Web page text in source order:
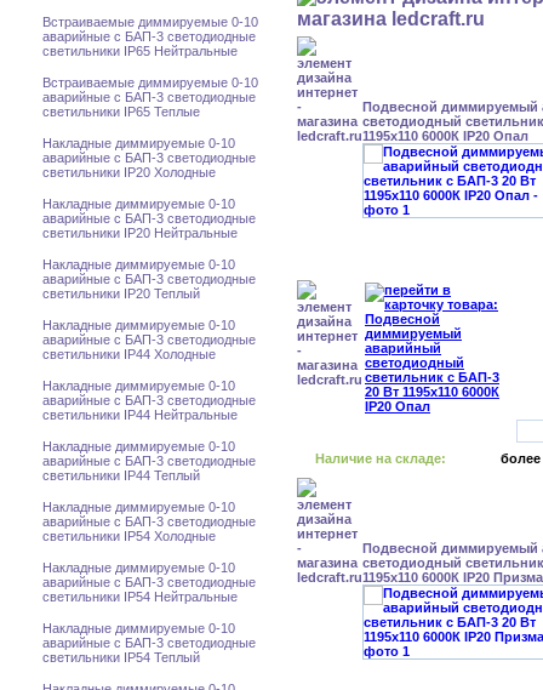
Встраиваемые диммируемые 0-10
аварийные с БАП-3 светодиодные
светильники IP65 Нейтральные
Встраиваемые диммируемые 0-10
аварийные с БАП-3 светодиодные
светильники IP65 Теплые
Накладные диммируемые 0-10
аварийные с БАП-3 светодиодные
светильники IP20 Холодные
Накладные диммируемые 0-10
аварийные с БАП-3 светодиодные
светильники IP20 Нейтральные
Накладные диммируемые 0-10
аварийные с БАП-3 светодиодные
светильники IP20 Теплый
Накладные диммируемые 0-10
аварийные с БАП-3 светодиодные
светильники IP44 Холодные
Накладные диммируемые 0-10
аварийные с БАП-3 светодиодные
светильники IP44 Нейтральные
Накладные диммируемые 0-10
аварийные с БАП-3 светодиодные
светильники IP44 Теплый
Накладные диммируемые 0-10
аварийные с БАП-3 светодиодные
светильники IP54 Холодные
Накладные диммируемые 0-10
аварийные с БАП-3 светодиодные
светильники IP54 Нейтральные
Накладные диммируемые 0-10
аварийные с БАП-3 светодиодные
светильники IP54 Теплый
Подвесной диммируемый
светодиодный
1195x110 6000К IP20 Опал
Наличие на складе: более
Подвесной диммируемый
светодиодный
1195x110 6000К IP20 Призма